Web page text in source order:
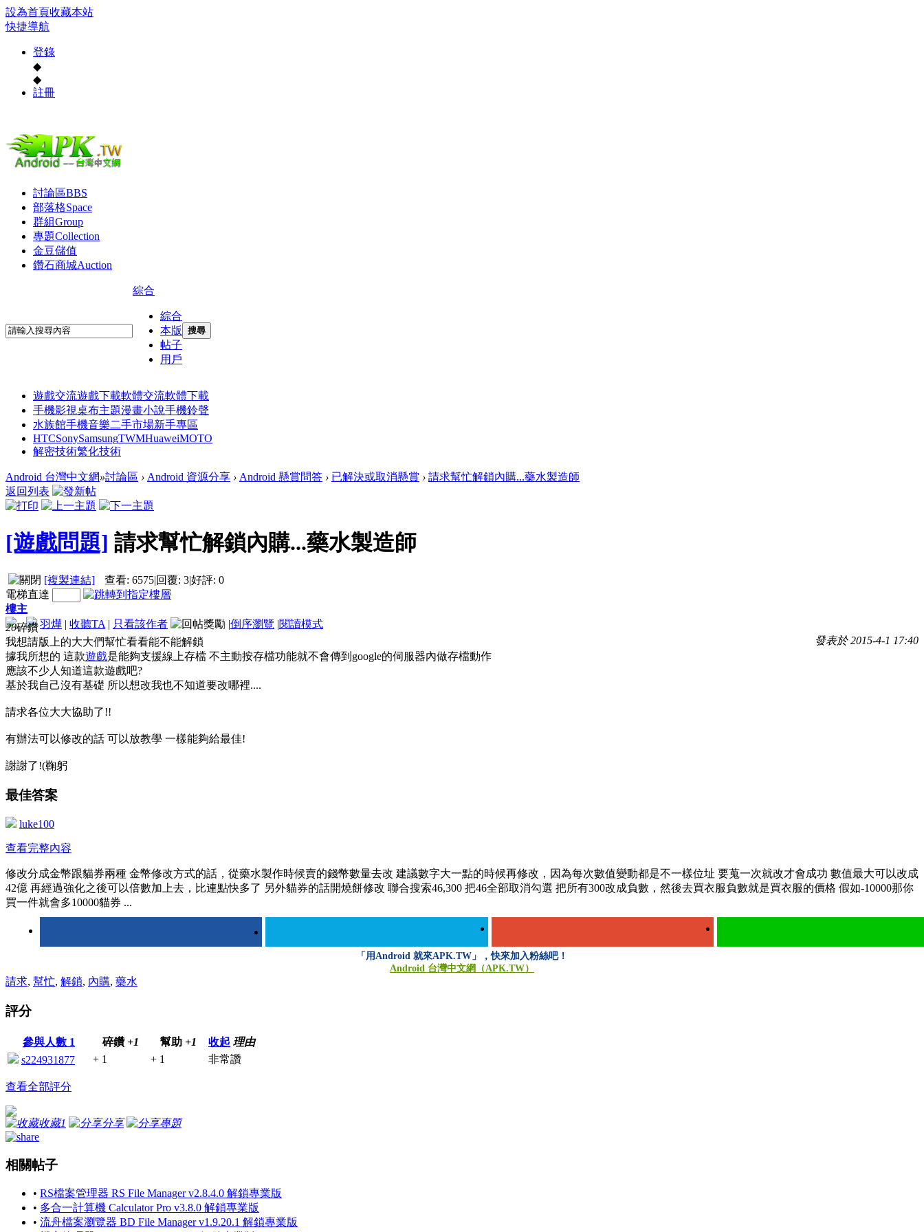
設為首頁收藏本站
快捷導航
登錄
◆
◆
註冊
討論區BBS
部落格Space
群組Group
專題Collection
金豆儲值
鑽石商城Auction
綜合
綜合
本版
帖子
用戶
搜尋
遊戲交流遊戲下載軟體交流軟體下載
手機影視桌布主題漫畫小說手機鈴聲
水族館手機音樂二手市場新手專區
HTCSonySamsungTWMHuaweiMOTO
解密技術繁化技術
Android 台灣中文網»討論區 › Android 資源分享 › Android 懸賞問答 › 已解決或取消懸賞 › 請求幫忙解鎖內購...藥水製造師
返回列表
[遊戲問題] 請求幫忙解鎖內購...藥水製造師
[複製連結] 查看: 6575|回覆: 3|好評: 0
電梯直達
樓主
羽燁 | 收聽TA | 只看該作者 |倒序瀏覽 |閱讀模式
發表於 2015-4-1 17:40
20碎鑽
我想請版上的大大們幫忙看看能不能解鎖
據我所想的 這款遊戲是能夠支援線上存檔 不主動按存檔功能就不會傳到google的伺服器內做存檔動作
應該不少人知道這款遊戲吧?
基於我自己沒有基礎 所以想改我也不知道要改哪裡....
請求各位大大協助了!!
有辦法可以修改的話 可以放教學 一樣能夠給最佳!
謝謝了!(鞠躬
最佳答案
luke100
查看完整內容
修改分成金幣跟貓券兩種 金幣修改方式的話，從藥水製作時候賣的錢幣數量去改 建議數字大一點的時候再修改，因為每次數值變動都是不一樣位址 要蒐一次就改才會成功 數值最大可以改成
42億 再經過強化之後可以倍數加上去，比連點快多了 另外貓券的話開燒餅修改 聯合搜索46,300 把46全部取消勾選 把所有300改成負數，然後去買衣服負數就是買衣服的價格 假如-10000那你
買一件就會多10000貓券 ...
「用Android 就來APK.TW」，快來加入粉絲吧！
Android 台灣中文網（APK.TW）
請求, 幫忙, 解鎖, 內購, 藥水
評分
參與人數 1 碎鑽 +1 幫助 +1 收起 理由
s224931877
+ 1 + 1 非常讚
查看全部評分
收藏1 分享 專題
相關帖子
• RS檔案管理器 RS File Manager v2.8.4.0 解鎖專業版
• 多合一計算機 Calculator Pro v3.8.0 解鎖專業版
• 流舟檔案瀏覽器 BD File Manager v1.9.20.1 解鎖專業版